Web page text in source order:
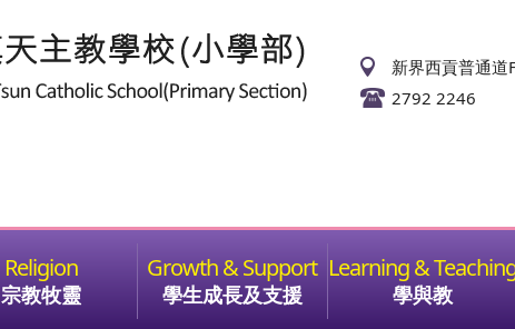
新界西貢普通道
2792 2246
宗教牧靈 學生成長及支援 學與教